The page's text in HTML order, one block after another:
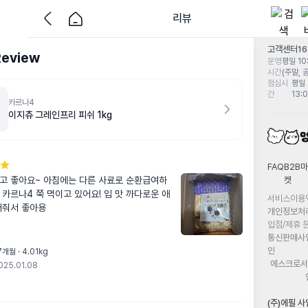
리뷰
카르나4
이지츄 그레인프리 피쉬 1kg
좋아요~ 아침에는 다른 사료로 순환급여하
르나4 쭉 먹이고 있어요! 입 맛 까다로운 애
서 좋아용
개월 · 4.01kg
고객센터
운영
시간
평일
(주말,
점심시
간
평
FAQB2B마
켓
서비스이용
개인정보처
입점/제휴
통신판매사
인
에스크로
(주)에필 사